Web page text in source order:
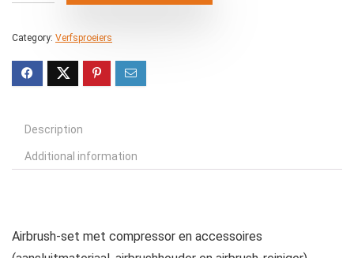
Category: Verfsproeiers
Description
Additional information
Airbrush-set met compressor en accessoires